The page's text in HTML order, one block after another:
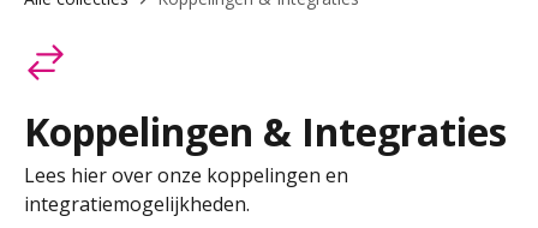
Koppelingen & Integraties
Lees hier over onze koppelingen en
integratiemogelijkheden.